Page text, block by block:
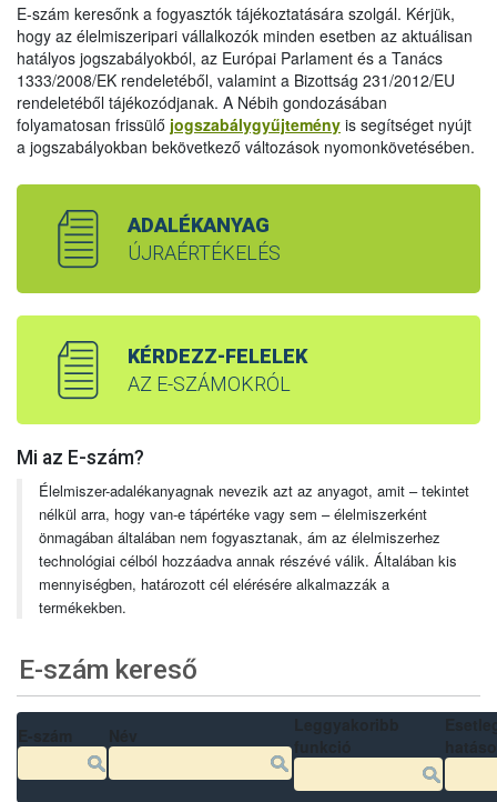
E-szám keresőnk a fogyasztók tájékoztatására szolgál. Kérjük,
hogy az élelmiszeripari vállalkozók minden esetben az aktuálisan
hatályos jogszabályokból, az Európai Parlament és a Tanács
1333/2008/EK rendeletéből, valamint a Bizottság 231/2012/EU
rendeletéből tájékozódjanak. A Nébih gondozásában
folyamatosan frissülő jogszabálygyűjtemény is segítséget nyújt
a jogszabályokban bekövetkező változások nyomonkövetésében.
ADALÉKANYAG
ÚJRAÉRTÉKELÉS
KÉRDEZZ-FELELEK
AZ E-SZÁMOKRÓL
Mi az E-szám?
Élelmiszer-adalékanyagnak nevezik azt az anyagot, amit – tekintet
nélkül arra, hogy van-e tápértéke vagy sem – élelmiszerként
önmagában általában nem fogyasztanak, ám az élelmiszerhez
technológiai célból hozzáadva annak részévé válik. Általában kis
mennyiségben, határozott cél elérésére alkalmazzák a
termékekben.
E-szám kereső